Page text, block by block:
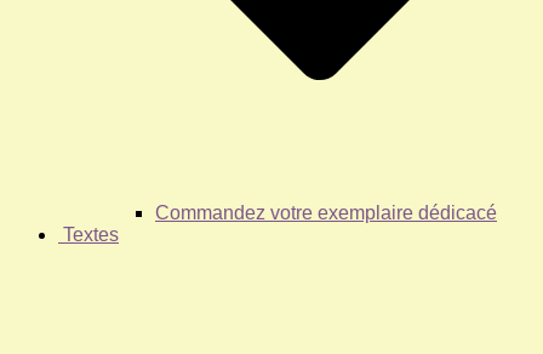
Commandez votre exemplaire dédicacé
Textes